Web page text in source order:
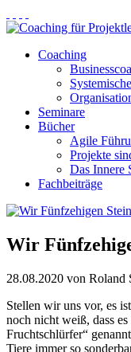
Coaching
Seminare
Bücher
Agile
Projekte
Das Innere
Fachbeiträge
Wir
28.08.2020 von Roland
Stellen wir uns vor, es
noch nicht weiß, dass
Fruchtschlürfer“
Tiere immer so